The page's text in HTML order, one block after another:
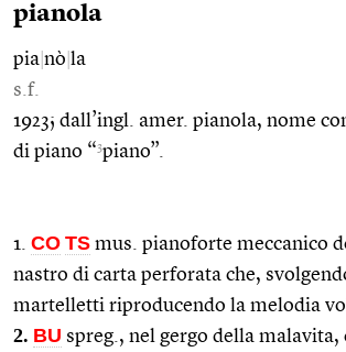
pianola
pia nò la
s.f.
1923; dall’ingl. amer. pianola, nome
di piano “3piano”.
1. CO TS mus. pianoforte meccanico
nastro di carta perforata che,
martelletti riproducendo la melodia
2. BU spreg., nel gergo della malavita,